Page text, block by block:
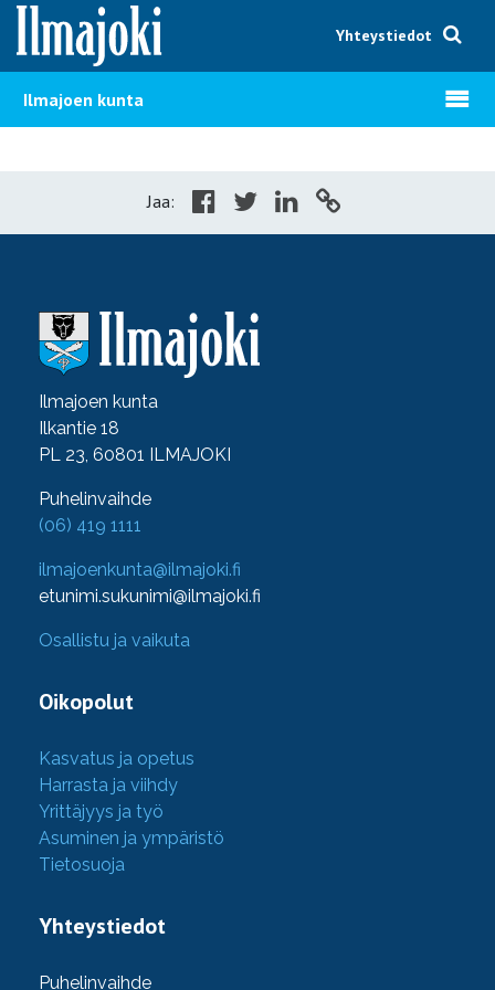
Hyppää sisältöön
Yhteystiedot
Ilmajoen kunta Avaa
Jaa:
Ilmajoen kunta
Ilkantie 18
PL 23, 60801 ILMAJOKI
Puhelinvaihde
(06) 419 1111
ilmajoenkunta@ilmajoki.fi
etunimi.sukunimi@ilmajoki.fi
Osallistu ja vaikuta
Oikopolut
Kasvatus ja opetus
Harrasta ja viihdy
Yrittäjyys ja työ
Asuminen ja ympäristö
Tietosuoja
Yhteystiedot
Puhelinvaihde